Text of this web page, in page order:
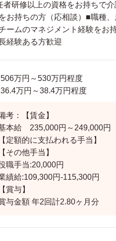
者研修以上の資格をお持ちで
お持ちの方（応相談）■職種
ームのマネジメント経験をお
経験ある方歓迎
万円～530万円程度
36.4万円～38.4万円程度
考：【賃金】
本給 235,000円～249,000円
【定額的に支払われる手当】
【その他手当】
職手当:20,000円
績給:109,300円-115,300円
【賞与】
与金額 年2回計2.80ヶ月分